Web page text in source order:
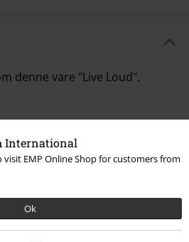
International
visit EMP Online Shop for customers from
Ok
denne vare "Live Loud".